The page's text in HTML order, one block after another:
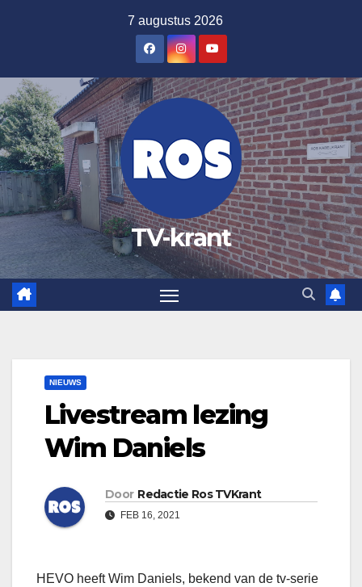
inhoud
7 augustus 2026
TV-krant
NIEUWS
Livestream lezing
Wim Daniels
Door Redactie Ros TVKrant
FEB 16, 2021
HEVO heeft Wim Daniels, bekend van de tv-serie